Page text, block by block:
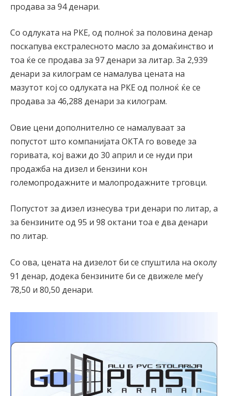
продава за 94 денари.
Со одлуката на РКЕ, од полноќ за половина денар
поскапува екстралесното масло за домаќинство и
тоа ќе се продава за 97 денари за литар. За 2,939
денари за килограм се намалува цената на
мазутот кој со одлуката на РКЕ од полноќ ќе се
продава за 46,288 денари за килограм.
Овие цени дополнително се намалуваат за
попустот што компанијата ОКТА го воведе за
горивата, кој важи до 30 април и се нуди при
продажба на дизел и бензини кон
големопродажните и малопродажните трговци.
Попустот за дизел изнесува три денари по литар, а
за бензините од 95 и 98 октани тоа е два денари
по литар.
Со ова, цената на дизелот би се спуштила на околу
91 денар, додека бензините би се движеле меѓу
78,50 и 80,50 денари.